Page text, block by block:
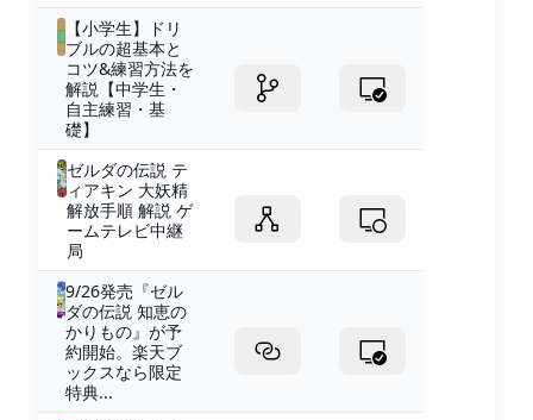
【小学生】ドリ
ブルの超基本と
コツ&練習方法を
解説【中学生・
自主練習・基
礎】
ゼルダの伝説 テ
ィアキン 大妖精
解放手順 解説 ゲ
ームテレビ中継
局
9/26発売『ゼル
ダの伝説 知恵の
かりもの』が予
約開始。楽天ブ
ックスなら限定
特典...